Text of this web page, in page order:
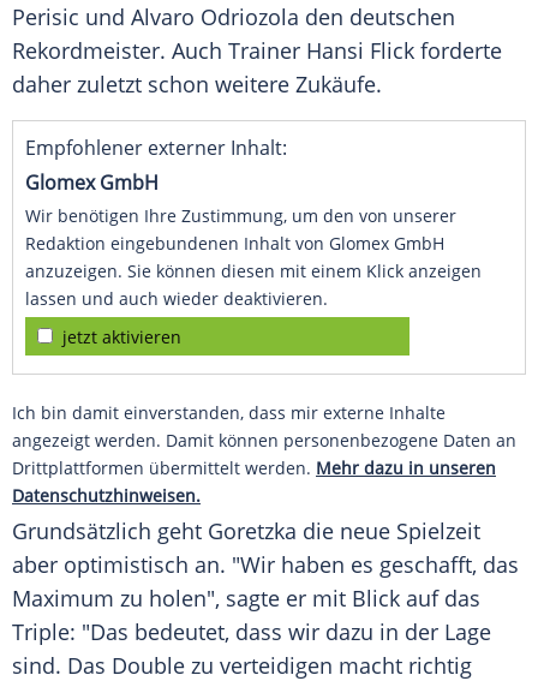
Perisic und Alvaro Odriozola den deutschen
Rekordmeister. Auch Trainer Hansi Flick forderte
daher zuletzt schon weitere Zukäufe.
Empfohlener externer Inhalt:
Glomex GmbH
Wir benötigen Ihre Zustimmung, um den von unserer
Redaktion eingebundenen Inhalt von Glomex GmbH
anzuzeigen. Sie können diesen mit einem Klick anzeigen
lassen und auch wieder deaktivieren.
jetzt aktivieren
Ich bin damit einverstanden, dass mir externe Inhalte
angezeigt werden. Damit können personenbezogene Daten an
Drittplattformen übermittelt werden. Mehr dazu in unseren
Datenschutzhinweisen.
Grundsätzlich geht Goretzka die neue Spielzeit
aber optimistisch an. "Wir haben es geschafft, das
Maximum zu holen", sagte er mit Blick auf das
Triple: "Das bedeutet, dass wir dazu in der Lage
sind. Das Double zu verteidigen macht richtig